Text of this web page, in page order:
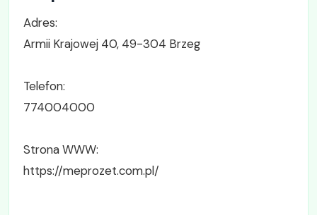
Adres:
Armii Krajowej 40, 49-304 Brzeg
Telefon:
774004000
Strona WWW:
https://meprozet.com.pl/